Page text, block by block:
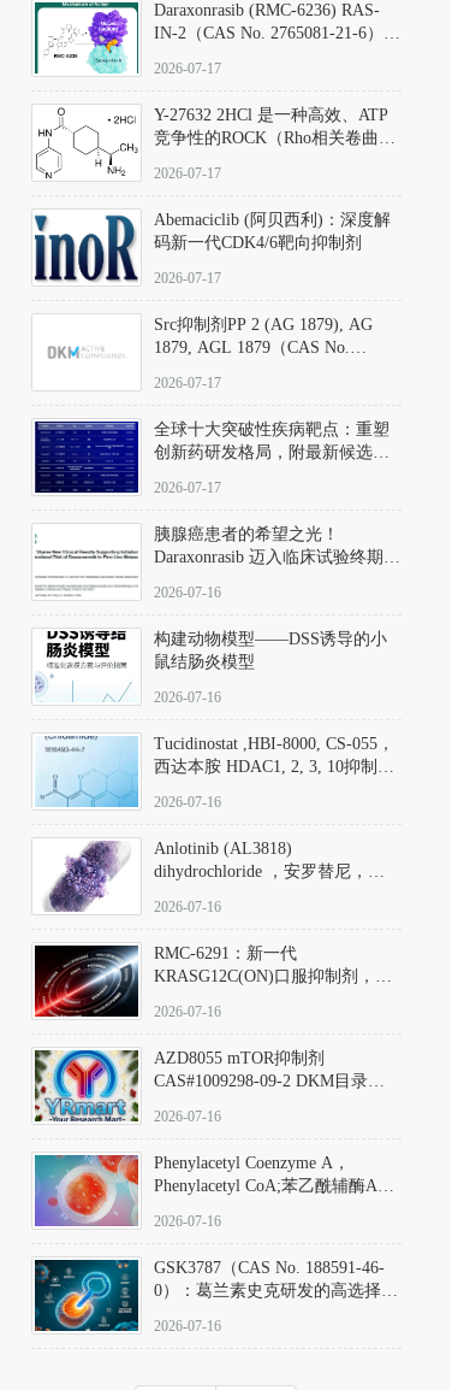
Daraxonrasib (RMC-6236) RAS-
IN-2（CAS No. 2765081-21-6）：
向KRAS/NRAS/HRAS的广谱RAS
2026-07-17
Y-27632 2HCl 是一种高效、ATP
竞争性的ROCK（Rho相关卷曲螺
同等抑制ROCK1与ROCK2；其通
过精准嵌入激酶的ATP结合位点
发挥抑制作用，对ROCK1和
ROCK2的解离常数（Ki）分别为
140 nM和300 nM；在众多丝氨酸/
中，其靶向ROCK的选择性超过
200倍，凸显出优异的分子特异
2026-07-17
Abemaciclib (阿贝西利)：深度解
码新一代CDK4/6靶向抑制剂
2026-07-17
Src抑制剂PP 2 (AG 1879), AG
1879, AGL 1879（CAS No.
应用指南
2026-07-17
全球十大突破性疾病靶点：重塑
创新药研发格局，附最新候选分
2026-07-17
胰腺癌患者的希望之光！
Daraxonrasib 迈入临床试验终期阶
2026-07-16
构建动物模型——DSS诱导的小
鼠结肠炎模型
2026-07-16
Tucidinostat ,HBI-8000, CS-055，
西达本胺 HDAC1, 2, 3, 10抑制剂
D808567) - DKM活性分子
2026-07-16
Anlotinib (AL3818)
dihydrochloride ，安罗替尼，
Hydrochloride实验方法步骤SOP
2026-07-16
RMC-6291：新一代
KRASG12C(ON)口服抑制剂，
(Elironrasib)CAS#2641998-63-0
2026-07-16
AZD8055 mTOR抑制剂
CAS#1009298-09-2 DKM目录号
激酶抑制剂的深度剖析
2026-07-16
Phenylacetyl Coenzyme A，
Phenylacetyl CoA;苯乙酰辅酶A
2026-07-16
GSK3787（CAS No. 188591-46-
0）：葛兰素史克研发的高选择
抗剂，被广泛视为研究PPARδ核
靶点药理机制的金标准化学探
2026-07-16